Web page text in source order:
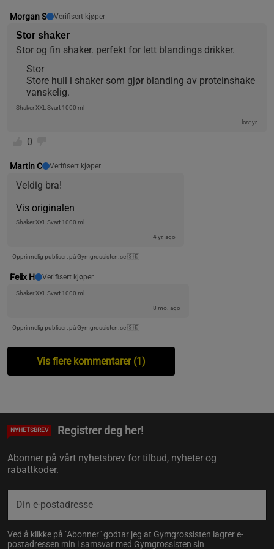
Morgan S Verifisert kjøper
Stor shaker
Stor og fin shaker. perfekt for lett blandings drikker.
Stor
Store hull i shaker som gjør blanding av proteinshake
vanskelig.
Shaker XXL Svart 1000 ml
last yr.
0
Martin C Verifisert kjøper
Veldig bra!
Vis originalen
Shaker XXL Svart 1000 ml
4 yr. ago
Opprinnelig publisert på Gymgrossisten.se 🇸🇪
Felix H Verifisert kjøper
Shaker XXL Svart 1000 ml
8 mo. ago
Opprinnelig publisert på Gymgrossisten.se 🇸🇪
Vis flere kommentarer (1)
NYHETSBREV Registrer deg her!
Abonner på vårt nyhetsbrev for tilbud, nyheter og
rabattkoder.
Ved å klikke på "Abonner" godtar jeg at Gymgrossisten lagrer e-
postadressen min i samsvar med Gymgrossisten sin